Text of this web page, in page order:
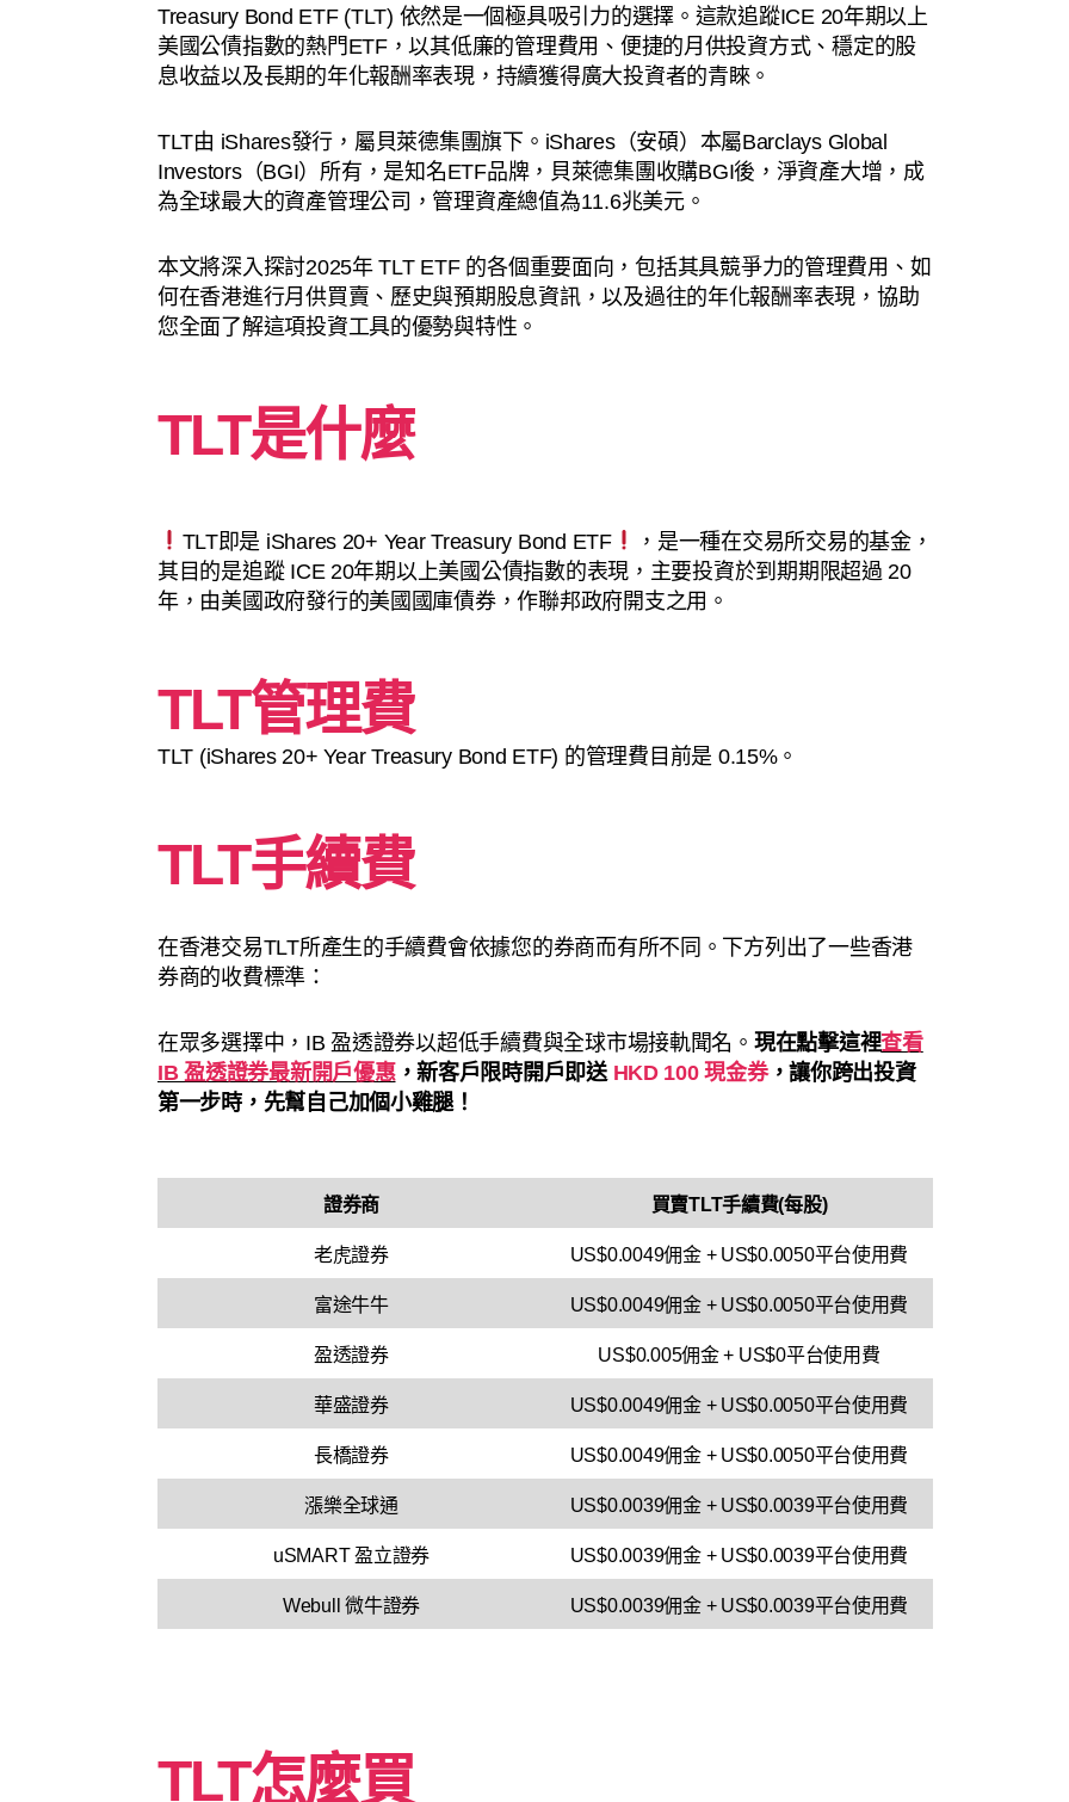
Treasury Bond ETF (TLT) 依然是一個極具吸引力的選擇。這款追蹤ICE 20年期以上
美國公債指數的熱門ETF，以其低廉的管理費用、便捷的月供投資方式、穩定的股
息收益以及長期的年化報酬率表現，持續獲得廣大投資者的青睞。
TLT由 iShares發行，屬貝萊德集團旗下。iShares（安碩）本屬Barclays Global
Investors（BGI）所有，是知名ETF品牌，貝萊德集團收購BGI後，淨資產大增，成
為全球最大的資產管理公司，管理資產總值為11.6兆美元。
本文將深入探討2025年 TLT ETF 的各個重要面向，包括其具競爭力的管理費用、如
何在香港進行月供買賣、歷史與預期股息資訊，以及過往的年化報酬率表現，協助
您全面了解這項投資工具的優勢與特性。
TLT是什麼
TLT即是 iShares 20+ Year Treasury Bond ETF
，是一種在交易所交易的基金，
其目的是追蹤 ICE 20年期以上美國公債指數的表現，主要投資於到期期限超過 20
年，由美國政府發行的美國國庫債券，作聯邦政府開支之用。
TLT管理費
TLT (iShares 20+ Year Treasury Bond ETF) 的管理費目前是 0.15%。
TLT手續費
在香港交易TLT所產生的手續費會依據您的券商而有所不同。下方列出了一些香港
券商的收費標準：
在眾多選擇中，IB 盈透證券以超低手續費與全球市場接軌聞名。 現在點擊這裡查看
IB 盈透證券最新開戶優惠，新客戶限時開戶即送 HKD 100 現金券，讓你跨出投資
第一步時，先幫自己加個小雞腿！
證券商 買賣TLT手續費(每股)
老虎證券 US$0.0049佣金 + US$0.0050平台使用費
富途牛牛 US$0.0049佣金 + US$0.0050平台使用費
盈透證券 US$0.005佣金 + US$0平台使用費
華盛證券 US$0.0049佣金 + US$0.0050平台使用費
長橋證券 US$0.0049佣金 + US$0.0050平台使用費
漲樂全球通 US$0.0039佣金 + US$0.0039平台使用費
uSMART 盈立證券 US$0.0039佣金 + US$0.0039平台使用費
Webull 微牛證券 US$0.0039佣金 + US$0.0039平台使用費
TLT怎麼買